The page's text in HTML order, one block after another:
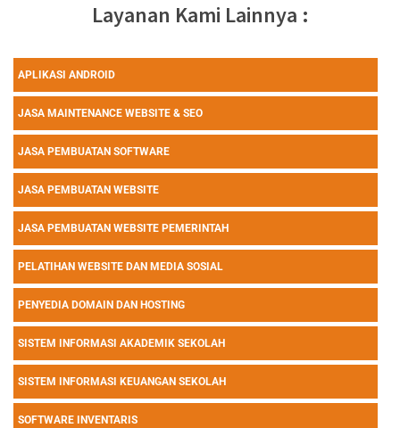
Layanan Kami Lainnya :
APLIKASI ANDROID
JASA MAINTENANCE WEBSITE & SEO
JASA PEMBUATAN SOFTWARE
JASA PEMBUATAN WEBSITE
JASA PEMBUATAN WEBSITE PEMERINTAH
PELATIHAN WEBSITE DAN MEDIA SOSIAL
PENYEDIA DOMAIN DAN HOSTING
SISTEM INFORMASI AKADEMIK SEKOLAH
SISTEM INFORMASI KEUANGAN SEKOLAH
SOFTWARE INVENTARIS